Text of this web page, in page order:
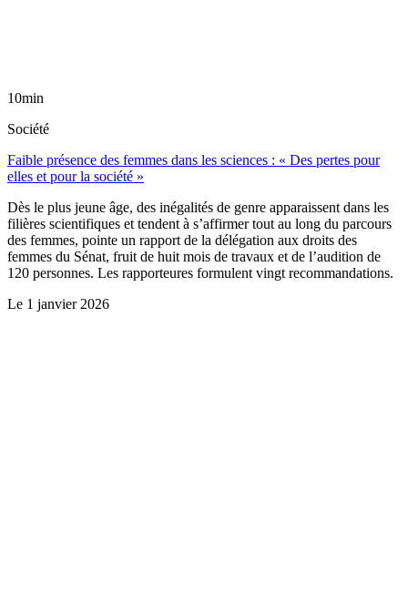
10min
Société
Faible présence des femmes dans les sciences : « Des pertes pour
elles et pour la société »
Dès le plus jeune âge, des inégalités de genre apparaissent dans les
filières scientifiques et tendent à s’affirmer tout au long du parcours
des femmes, pointe un rapport de la délégation aux droits des
femmes du Sénat, fruit de huit mois de travaux et de l’audition de
120 personnes. Les rapporteures formulent vingt recommandations.
Le 1 janvier 2026